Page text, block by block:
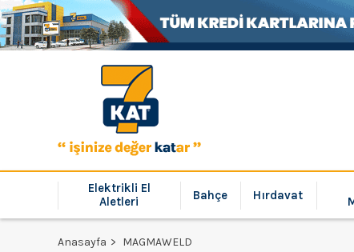
Elektrikli El
Aletleri
Bahçe Hırdavat
Anasayfa MAGMAWELD